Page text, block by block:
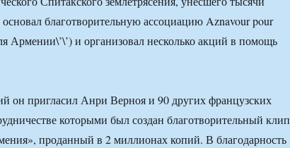
благотворительную ассоциацию Aznavour pour
Армении\’\’) и организовал несколько акций в помощь
он пригласил Анри Верноя и 90 других французских
которыми был создан благотворительный клип
проданный в 2 миллионах копий. В благодарность